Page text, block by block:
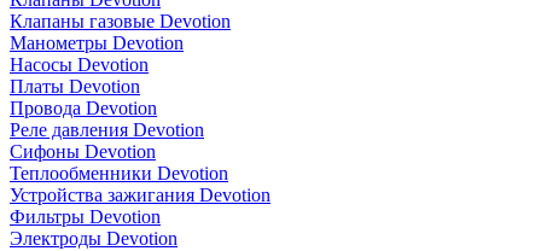
Клапаны газовые Devotion
Манометры Devotion
Насосы Devotion
Платы Devotion
Провода Devotion
Реле давления Devotion
Сифоны Devotion
Теплообменники Devotion
Устройства зажигания Devotion
Фильтры Devotion
Электроды Devotion